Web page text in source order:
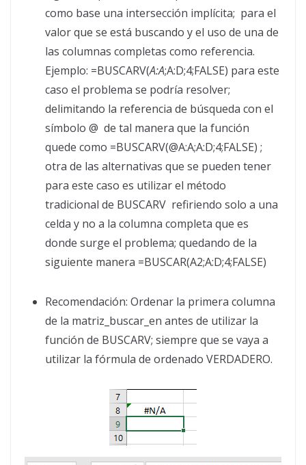
como base una intersección implícita; para el
valor que se está buscando y el uso de una de
las columnas completas como referencia.
Ejemplo: =BUSCARV(A:A;A:D;4;FALSE) para este
caso el problema se podría resolver;
delimitando la referencia de búsqueda con el
símbolo @ de tal manera que la función
quede como =BUSCARV(@A:A;A:D;4;FALSE) ;
otra de las alternativas que se pueden tener
para este caso es utilizar el método
tradicional de BUSCARV refiriendo solo a una
celda y no a la columna completa que es
donde surge el problema; quedando de la
siguiente manera =BUSCAR(A2;A:D;4;FALSE)
Recomendación: Ordenar la primera columna
de la matriz_buscar_en antes de utilizar la
función de BUSCARV; siempre que se vaya a
utilizar la fórmula de ordenado VERDADERO.